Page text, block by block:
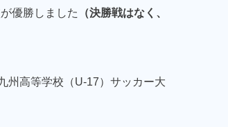
優勝しました
（決勝戦はなく、
州高等学校（U-17）サッカー大